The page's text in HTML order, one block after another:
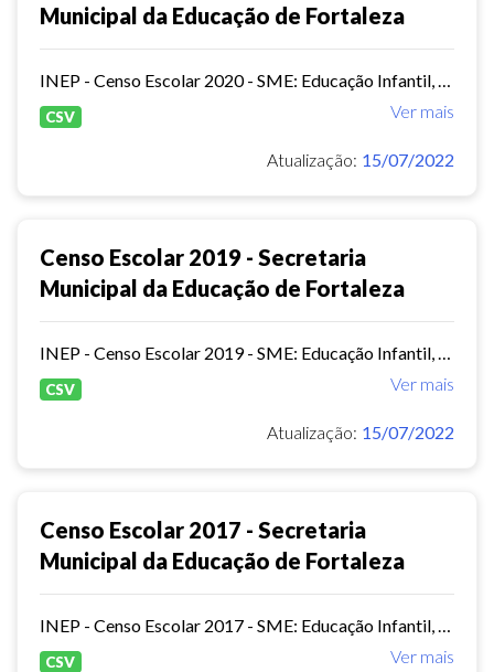
Municipal da Educação de Fortaleza
Ver mais
CSV
Atualização: 15/07/2022
Censo Escolar 2019 - Secretaria
Municipal da Educação de Fortaleza
Ver mais
CSV
Atualização: 15/07/2022
Censo Escolar 2017 - Secretaria
Municipal da Educação de Fortaleza
Ver mais
CSV